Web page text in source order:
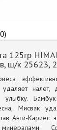
125гр
ш/к 25623,
налет,
Бамбук
Мисвак
Анти-Кариес